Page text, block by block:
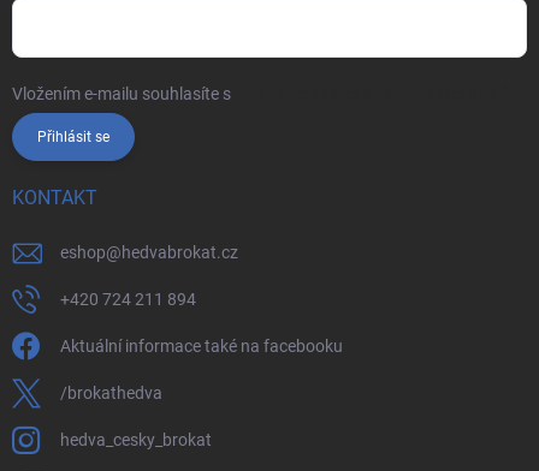
Vložením e-mailu souhlasíte s
Přihlásit se
KONTAKT
eshop@hedvabrokat.cz
+420 724 211 894
Aktuální informace také na facebooku
/brokathedva
hedva_cesky_brokat